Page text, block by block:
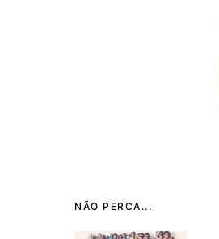
NÃO PERCA...